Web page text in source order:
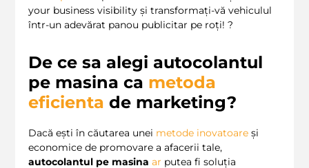
your business visibility și transformați-vă vehiculul
într-un adevărat panou publicitar pe roți! ?
De ce sa alegi autocolantul
pe masina ca metoda
eficienta de marketing?
Dacă ești în căutarea unei metode inovatoare și
economice de promovare a afacerii tale,
autocolantul pe masina ar putea fi soluția